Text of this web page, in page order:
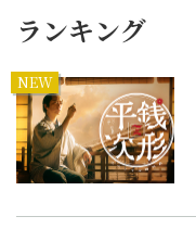
ランキング
NEW